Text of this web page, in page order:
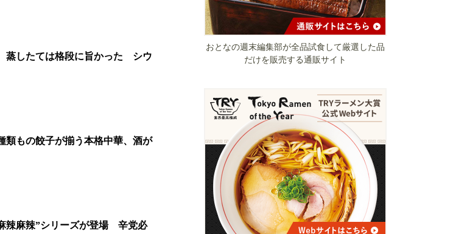
蒸したては格段に旨かった シウ
類もの餃子が揃う本格中華、酒が
辣麻辣”シリーズが登場 辛党必
おとなの週末編集部が全品試食して厳選した品
だけを販売する通販サイト